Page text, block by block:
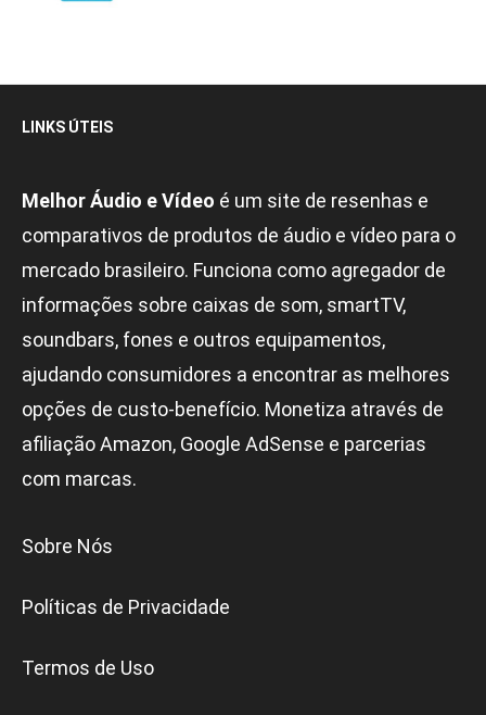
LINKS ÚTEIS
Melhor Áudio e Vídeo é um site de resenhas e
comparativos de produtos de áudio e vídeo para o
mercado brasileiro. Funciona como agregador de
informações sobre caixas de som, smartTV,
soundbars, fones e outros equipamentos,
ajudando consumidores a encontrar as melhores
opções de custo-benefício. Monetiza através de
afiliação Amazon, Google AdSense e parcerias
com marcas.
Sobre Nós
Políticas de Privacidade
Termos de Uso